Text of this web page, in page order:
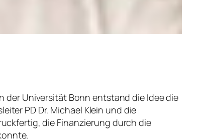
der Universität Bonn entstand die Idee die
PD Dr. Michael Klein und die
die Finanzierung durch die